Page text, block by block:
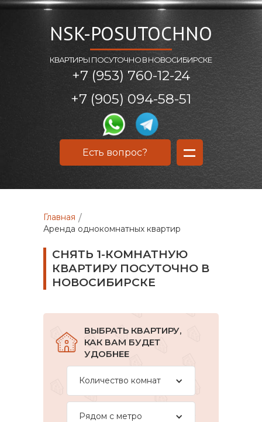
NSK-POSUTOCHNO
КВАРТИРЫ ПОСУТОЧНО В НОВОСИБИРСКЕ
+7 (953) 760-12-24
+7 (905) 094-58-51
Есть вопрос? =
Главная /
Аренда однокомнатных квартир
СНЯТЬ 1-КОМНАТНУЮ
КВАРТИРУ ПОСУТОЧНО В
НОВОСИБИРСКЕ
ВЫБРАТЬ КВАРТИРУ,
КАК ВАМ БУДЕТ
УДОБНЕЕ
Количество комнат
Рядом с метро